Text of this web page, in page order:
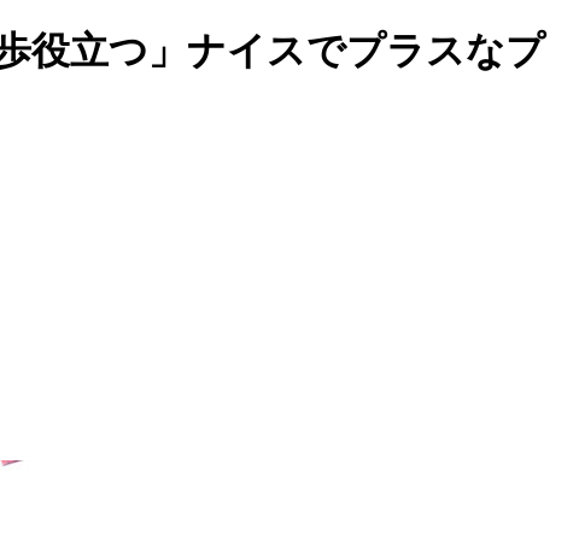
役立つ」ナイスでプラスなプ